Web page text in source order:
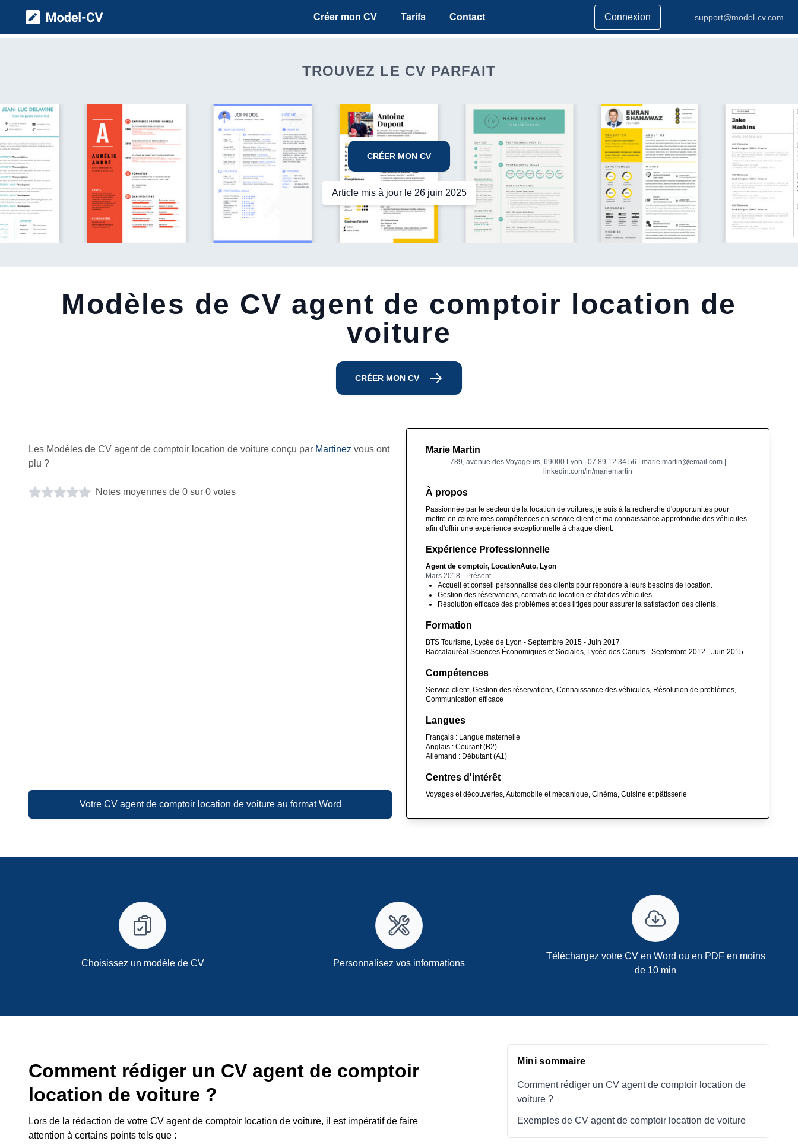
Model CV Créer mon CV Tarifs Contact Connexion support@model-cv.com
TROUVEZ LE CV PARFAIT
CRÉER MON CV
Article mis à jour le 26 juin 2025
Modèles de CV agent de comptoir location de
voiture
CRÉER MON CV
Les Modèles de CV agent de comptoir location de voiture conçu par Martinez vous ont
plu ?
Notes moyennes de 0 sur 0 votes
Votre CV agent de comptoir location de voiture au format Word
Marie Martin
789, avenue des Voyageurs, 69000 Lyon | 07 89 12 34 56 | marie.martin@email.com |
linkedin.com/in/mariemartin
À propos
Passionnée par le secteur de la location de voitures, je suis à la recherche d'opportunités pour
mettre en œuvre mes compétences en service client et ma connaissance approfondie des véhicules
afin d'offrir une expérience exceptionnelle à chaque client.
Expérience Professionnelle
Agent de comptoir, LocationAuto, Lyon
Mars 2018 - Présent
Accueil et conseil personnalisé des clients pour répondre à leurs besoins de location.
Gestion des réservations, contrats de location et état des véhicules.
Résolution efficace des problèmes et des litiges pour assurer la satisfaction des clients.
Formation
BTS Tourisme, Lycée de Lyon - Septembre 2015 - Juin 2017
Baccalauréat Sciences Économiques et Sociales, Lycée des Canuts - Septembre 2012 - Juin 2015
Compétences
Service client, Gestion des réservations, Connaissance des véhicules, Résolution de problèmes,
Communication efficace
Langues
Français : Langue maternelle
Anglais : Courant (B2)
Allemand : Débutant (A1)
Centres d'intérêt
Voyages et découvertes, Automobile et mécanique, Cinéma, Cuisine et pâtisserie
Choisissez un modèle de CV Personnalisez vos informations
Téléchargez votre CV en Word ou en PDF en moins
de 10 min
Comment rédiger un CV agent de comptoir
location de voiture ?
Lors de la rédaction de votre CV agent de comptoir location de voiture, il est impératif de faire
attention à certains points tels que :
Mini sommaire
Comment rédiger un CV agent de comptoir location de
voiture ?
Exemples de CV agent de comptoir location de voiture